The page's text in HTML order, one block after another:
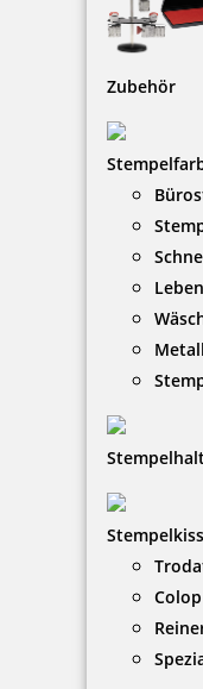
Zubehör
HINWEISE
Versandinformationen
Zahlungsbedingungen